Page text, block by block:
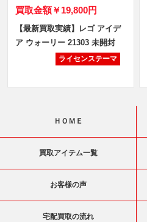
買取金額￥19,800円
【最新買取実績】レゴ アイデ
ア ウォーリー 21303 未開封
ライセンステーマ
ＨＯＭＥ
買取アイテム一覧
お客様の声
宅配買取の流れ